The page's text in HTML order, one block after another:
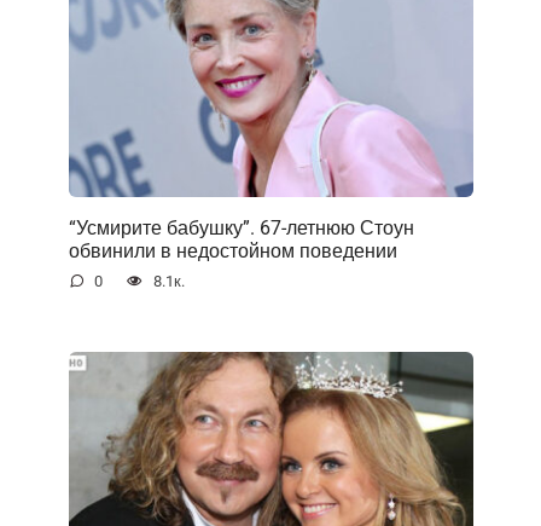
“Усмирите бабушку”. 67-летнюю Стоун
обвинили в недостойном поведении
0 8.1к.